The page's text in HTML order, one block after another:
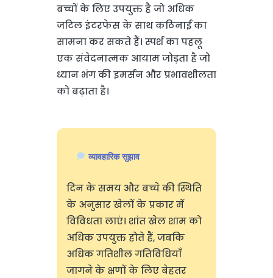
बच्चों के लिए उपयुक्त है जो अधिक
जटिल इंटरफेस के साथ कठिनाई का
सामना कर सकते हैं। स्पर्श का पहलू
एक संवेदनात्मक आयाम जोड़ता है जो
ध्यान भंग की इमर्सन और प्रभावशीलता
को बढ़ाता है।
व्यावहारिक सुझाव
दिन के समय और बच्चे की स्थिति
के अनुसार खेलों के प्रकार में
विविधता लाएं। शांत खेल शाम को
अधिक उपयुक्त होते हैं, जबकि
अधिक गतिशील गतिविधियाँ
जागने के क्षणों के लिए बेहतर